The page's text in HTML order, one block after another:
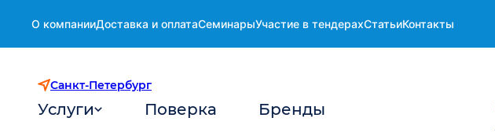
О компанииДоставка и оплатаСеминарыУчастие в тендерахСтатьиКонтакты
Санкт-Петербург
Услуги Поверка Бренды